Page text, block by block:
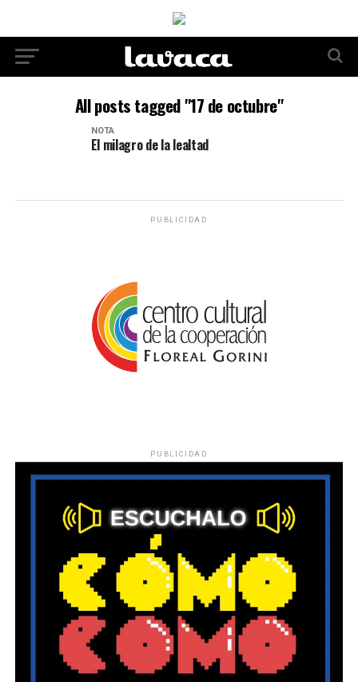
All posts tagged "17 de octubre"
NOTA
El milagro de la lealtad
PUBLICIDAD
PUBLICIDAD